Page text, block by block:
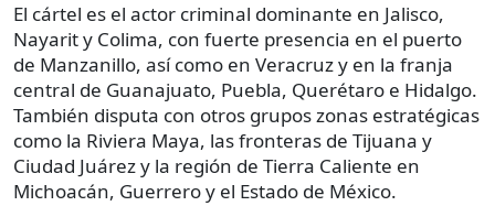
El cártel es el actor criminal dominante en Jalisco,
Nayarit y Colima, con fuerte presencia en el puerto
de Manzanillo, así como en Veracruz y en la franja
central de Guanajuato, Puebla, Querétaro e Hidalgo.
También disputa con otros grupos zonas estratégicas
como la Riviera Maya, las fronteras de Tijuana y
Ciudad Juárez y la región de Tierra Caliente en
Michoacán, Guerrero y el Estado de México.